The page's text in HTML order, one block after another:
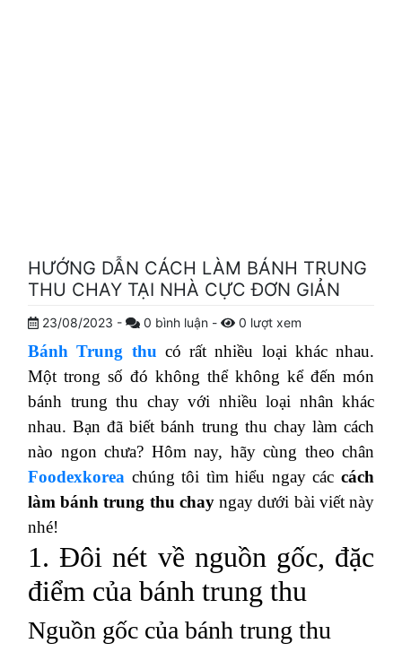
HƯỚNG DẪN CÁCH LÀM BÁNH TRUNG
THU CHAY TẠI NHÀ CỰC ĐƠN GIẢN
23/08/2023 - 0 bình luận - 0 lượt xem
Bánh Trung thu có rất nhiều loại khác nhau.
Một trong số đó không thể không kể đến món
bánh trung thu chay với nhiều loại nhân khác
nhau. Bạn đã biết bánh trung thu chay làm cách
nào ngon chưa? Hôm nay, hãy cùng theo chân
Foodexkorea chúng tôi tìm hiểu ngay cáccách
làm bánh trung thu chayngay dưới bài viết này
nhé!
1. Đôi nét về nguồn gốc, đặc
điểm của bánh trung thu
Nguồn gốc của bánh trung thu